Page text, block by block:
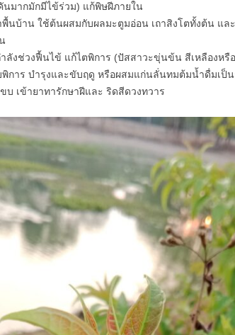
นมากมักมีไข้ร่วม) แก้พิษฝีภายใน
พื้นบ้าน ใช้ต้นผสมกับผลมะตูมอ่อน เถาสิงโตทั้งต้น แ
ำลังช่วงฟื้นไข้ แก้ไตพิการ (ปัสสาวะขุ่นข้น สีเหลืองหรื
การ บำรุงและขับฤดู หรือผสมแก่นลั่นทมต้มน้ำดื่มเป็น
บ เข้ายาทารักษาฝีและ ริดสีดวงทวาร